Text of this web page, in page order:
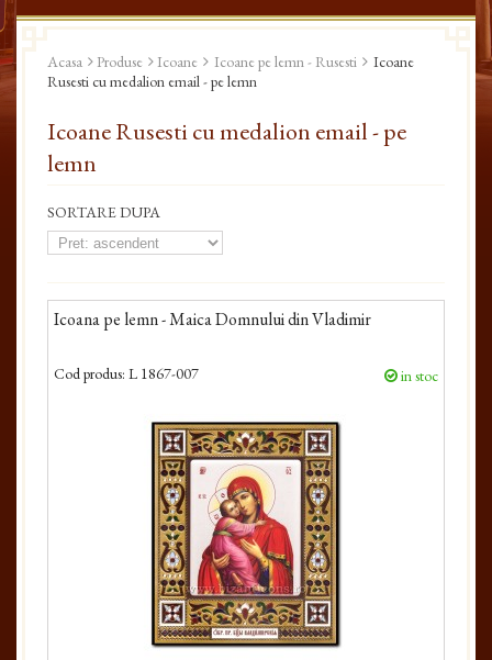
Acasa Produse Icoane Icoane pe lemn - Rusesti
Icoane
Rusesti cu medalion email - pe lemn
Icoane Rusesti cu medalion email - pe
lemn
SORTARE DUPA
Icoana pe lemn - Maica Domnului din Vladimir
Cod produs: L 1867-007 in stoc